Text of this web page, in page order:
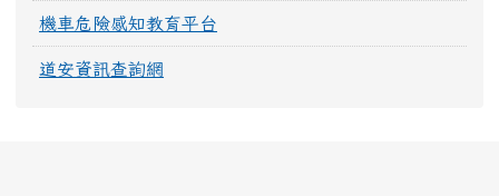
機車危險感知教育平台
道安資訊查詢網